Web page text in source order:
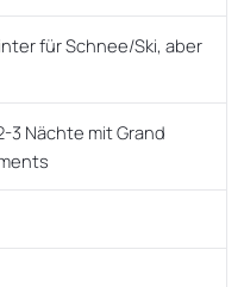
für Schnee/Ski, aber
3 Nächte mit Grand